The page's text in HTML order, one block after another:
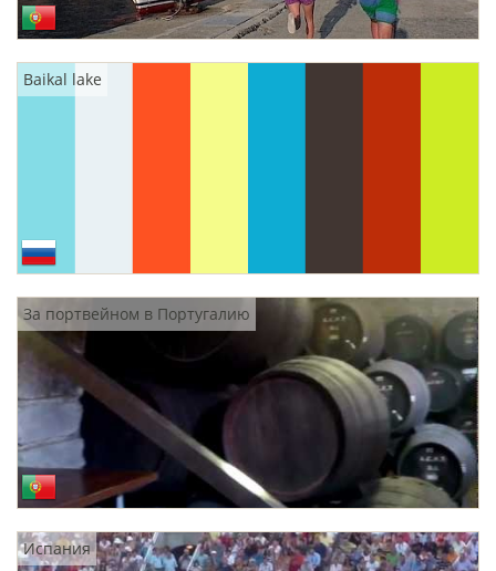
Baikal lake
За портвейном в Португалию
Испания